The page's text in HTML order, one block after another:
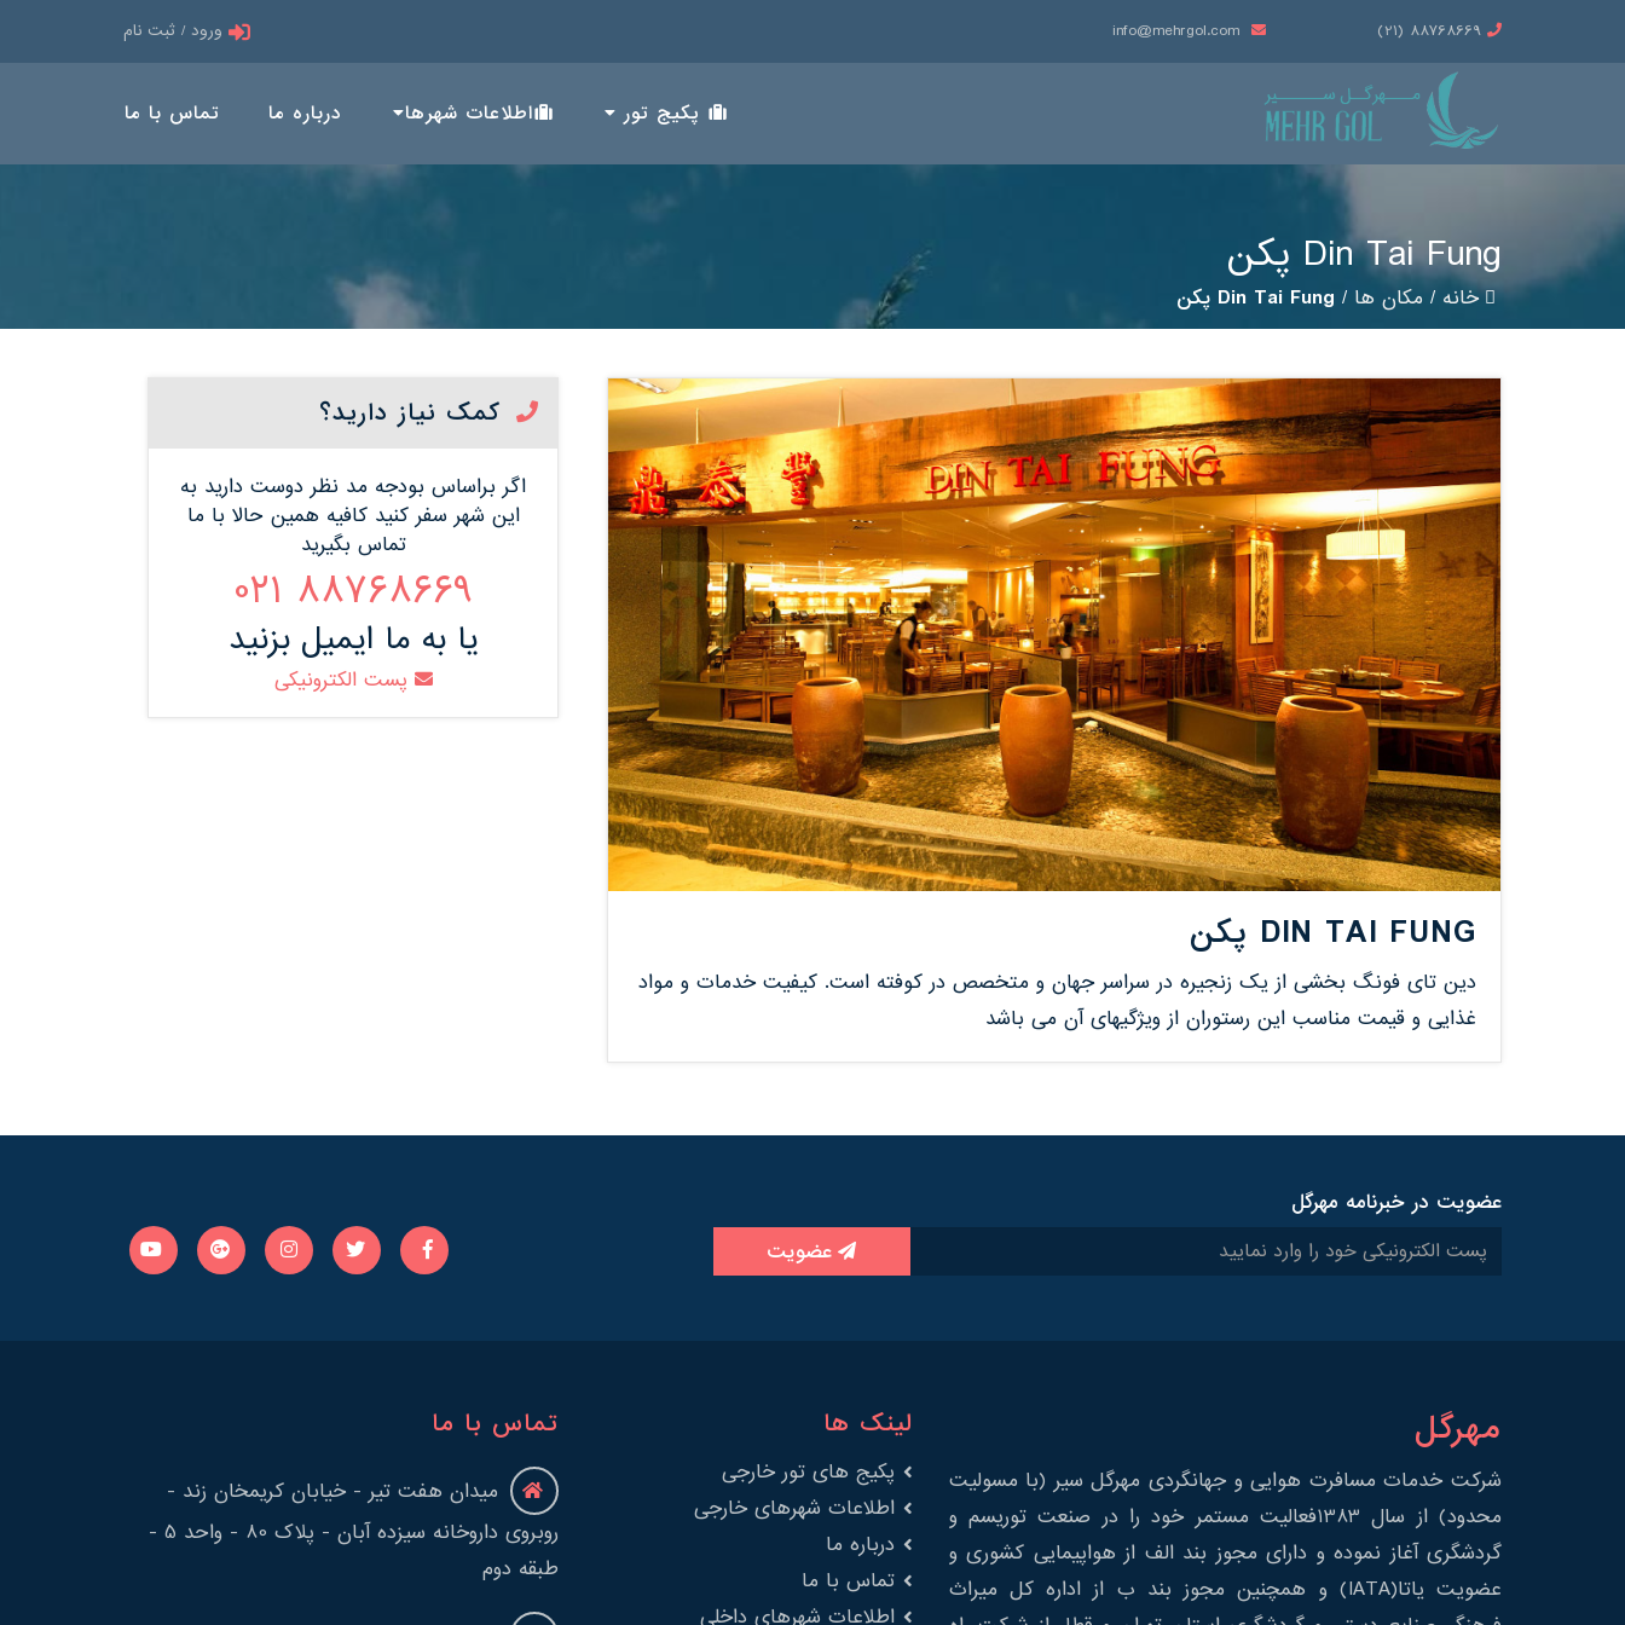
88768669 (21) ورود / ثبت نام
پکیج تور اطلاعات شهرها درباره ما تماس با ما
Din Tai Fung پکن
خانه / مکان ها / Din Tai Fung پکن
DIN TAI FUNG پکن
دین تای فونگ بخشی از یک زنجیره در سراسر جهان و متخصص در کوفته است. کیفیت خدمات و مواد
غذایی و قیمت مناسب این رستوران از ویژگیهای آن می باشد
کمک نیاز دارید؟
اگر براساس بودجه مد نظر دوست دارید به
این شهر سفر کنید کافیه همین حالا با ما
تماس بگیرید
88768669 021
یا به ما ایمیل بزنید
پست الکترونیکی
عضویت در خبرنامه مهرگل
عضویت
مهرگل
شرکت خدمات مسافرت هوایی و جهانگردی مهرگل سیر (با مسولیت
محدود) از سال 1383فعالیت مستمر خود را در صنعت توریسم و
گردشگری آغاز نموده و دارای مجوز بند الف از هواپیمایی کشوری و
عضویت یاتا(IATA) و همچنین مجوز بند ب از اداره کل میراث
لینک ها
پکیج های تور خارجی
اطلاعات شهرهای خارجی
درباره ما
تماس با ما
اطلاعات شهرهای داخلی
تماس با ما
میدان هفت تیر - خیابان کریمخان زند -
روبروی داروخانه سیزده آبان - پلاک 80 - واحد 5 -
طبقه دوم